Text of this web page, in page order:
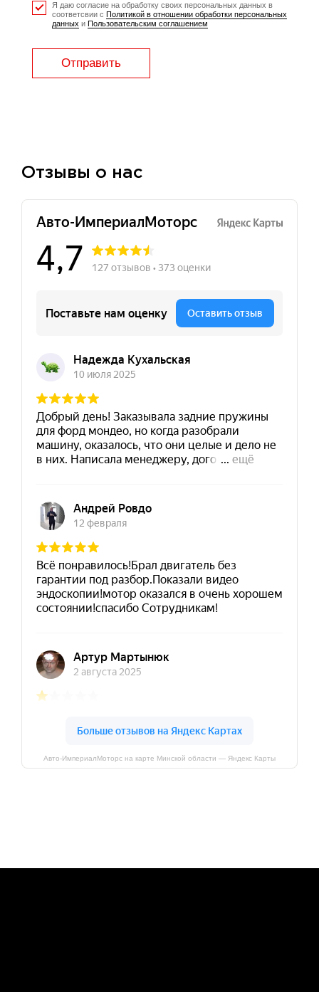
Я даю согласие на обработку своих персональных данных в
соответсвии с Политикой в отношении обработки персональных
данных и Пользовательским соглашением
Отправить
Отзывы о нас
Авто-ИмпериалМоторс на карте Минской области — Яндекс Карты